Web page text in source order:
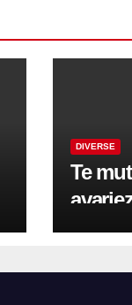
DIVERSE
Te
zgarii